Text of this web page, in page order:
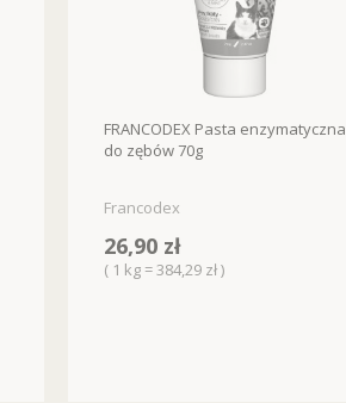
FRANCODEX Pasta enzymatyczna
do zębów 70g
Francodex
26,90 zł
( 1 kg = 384,29 zł )